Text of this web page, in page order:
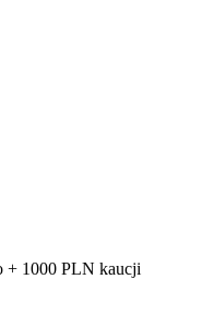
+ 1000 PLN kaucji